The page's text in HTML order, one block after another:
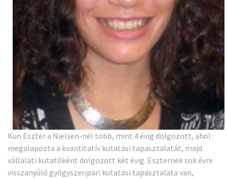
Kun Eszter a Nielsen-nél több, mint 4 évig dolgozott, ahol
megalapozta a kvantitatív kutatási tapasztalatát, majd
vállalati kutatóként dolgozott két évig. Eszternek sok évre
visszanyúló gyógyszeripari kutatási tapasztalata van,